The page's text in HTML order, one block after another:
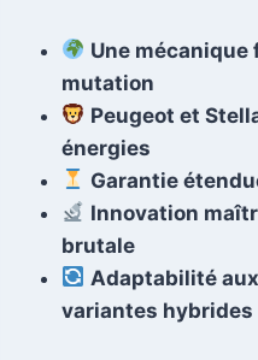
Une mécanique
mutation
Peugeot et
énergies
Garantie
Innovation
brutale
Adaptabilité
variantes hybrides